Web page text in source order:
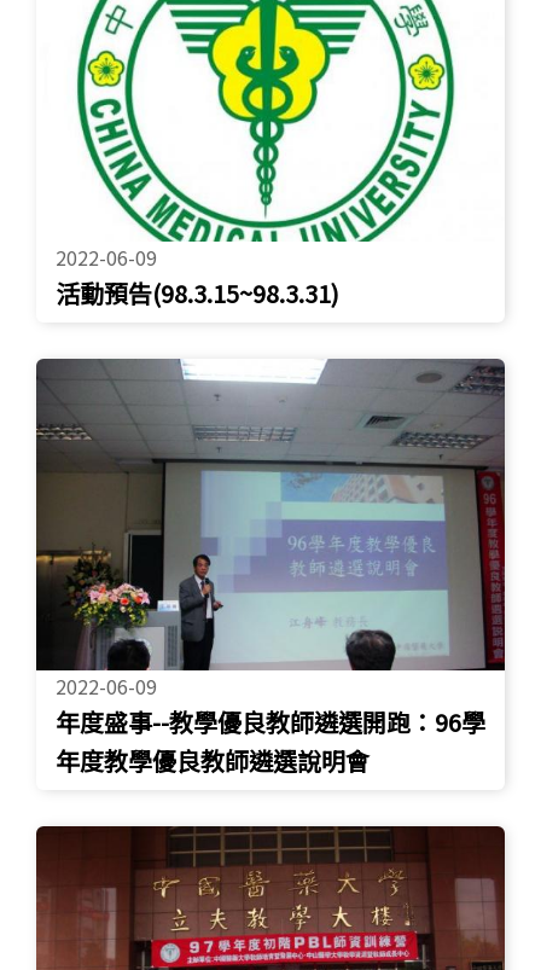
2022-06-09
活動預告(98.3.15~98.3.31)
2022-06-09
年度盛事--教學優良教師遴選開跑：96學
年度教學優良教師遴選說明會